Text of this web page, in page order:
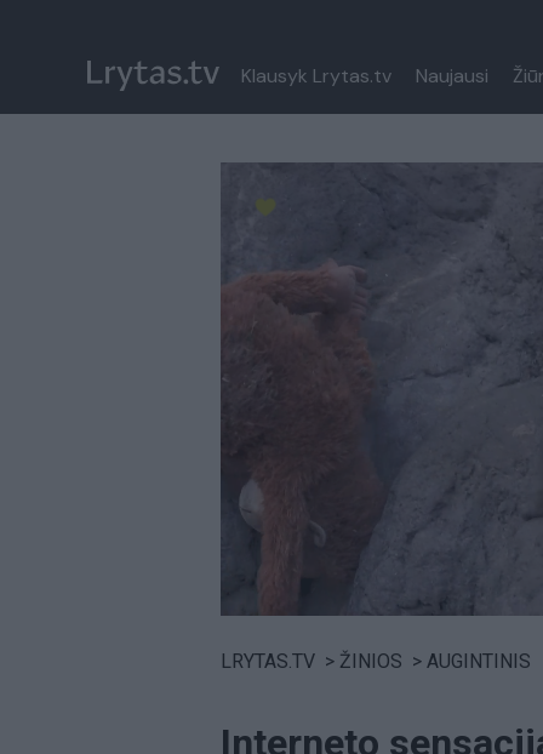
Klausyk Lrytas.tv Naujausi
LRYTAS.TV > ŽINIOS > AUGINTINIS
Interneto